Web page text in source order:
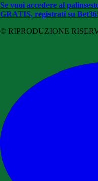
Se vuoi accedere al
GRATIS, registrati su
© RIPRODUZIONE